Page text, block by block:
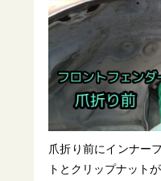
爪折り前にインナー
トとクリップナットが